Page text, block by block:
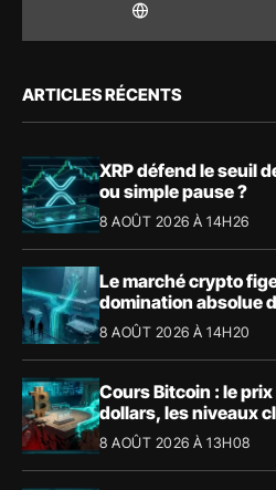
ARTICLES RÉCENTS
XRP défend le seuil
ou simple pause ?
8 AOÛT 2026 À 14H26
Le marché crypto
domination absolue
8 AOÛT 2026 À 14H20
Cours Bitcoin : le
dollars, les niveaux
8 AOÛT 2026 À 13H08